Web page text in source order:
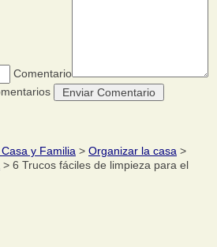
Comentario
y Familia > Organizar la casa >
> 6 Trucos fáciles de limpieza para el